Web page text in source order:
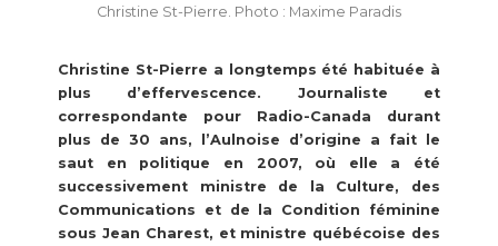
Christine St-Pierre. Photo : Maxime Paradis
Christine St-Pierre a longtemps été habituée à
plus d’effervescence. Journaliste et
correspondante pour Radio-Canada durant
plus de 30 ans, l’Aulnoise d’origine a fait le
saut en politique en 2007, où elle a été
successivement ministre de la Culture, des
Communications et de la Condition féminine
sous Jean Charest, et ministre québécoise des